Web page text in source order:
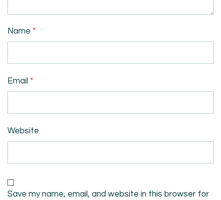
Name *
Email *
Website
Save my name, email, and website in this browser for